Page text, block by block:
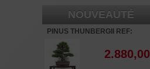
NOUVEAUTÉ
PINUS THUNBERGII REF:
2.880,00